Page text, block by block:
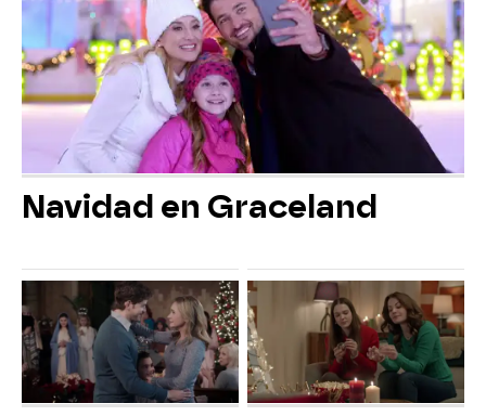
Navidad en Graceland